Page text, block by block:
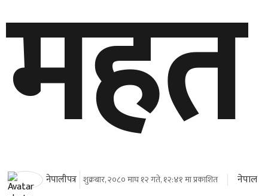
महत
नेपालीपत्र शुक्रबार, २०८० माघ १२ गते, १२:४१ मा प्रकाशित नेपाल